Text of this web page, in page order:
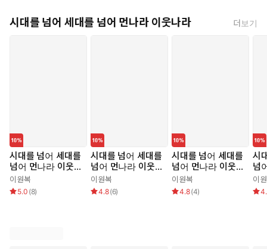
시대를 넘어 세대를 넘어 먼나라 이웃나라 더보기
시대를 넘어 세대를
넘어 먼나라 이웃나
라 1 네덜란드
이원복
5.0 (8)
시대를 넘어 세대를
넘어 먼나라 이웃나
라 2 프랑스
이원복
4.8(6)
시대를 넘어 세대를
넘어 먼나라 이웃나
라 3 도이칠란트
이원복
4.8(4)
시
넘
라
이